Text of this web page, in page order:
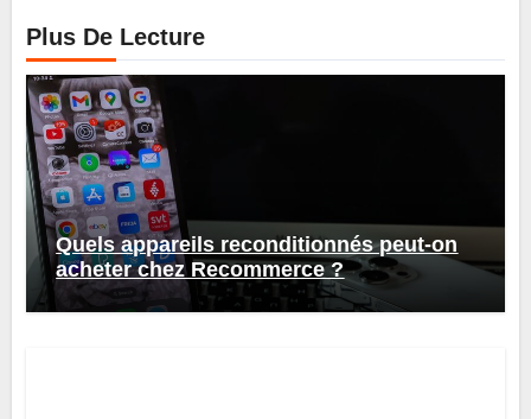
Plus De Lecture
Quels appareils reconditionnés peut-on
acheter chez Recommerce ?